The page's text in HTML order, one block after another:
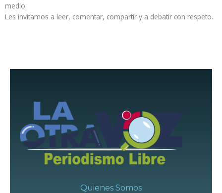
medio.
Les invitamos a leer, comentar, compartir y a debatir con respeto.
Quienes Somos